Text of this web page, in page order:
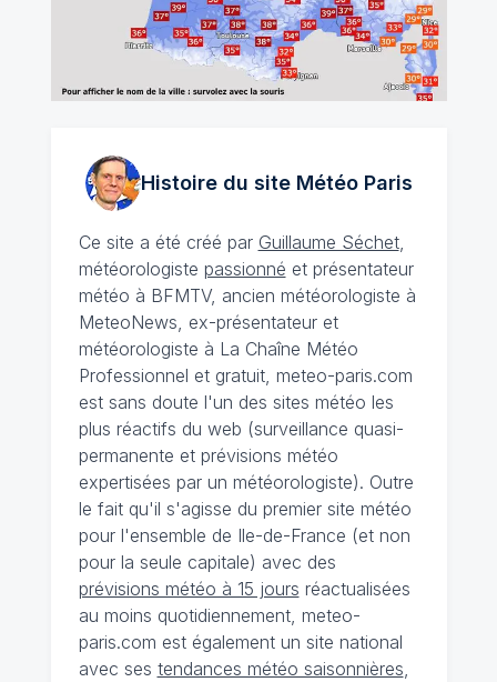
Histoire du site MétéoParis
Ce site a été créé par Guillaume Séchet,
météorologiste passionné et présentateur
météo à BFMTV, ancien météorologiste à
MeteoNews, ex-présentateur et
météorologiste à La Chaîne Météo
Professionnel et gratuit, meteo-paris.com
est sans doute l'un des sites météo les
plus réactifs du web (surveillance quasi-
permanente et prévisions météo
expertisées par un météorologiste). Outre
le fait qu'il s'agisse du premier site météo
pour l'ensemble de Ile-de-France (et non
pour la seule capitale) avec des
prévisions météo à 15 jours réactualisées
au moins quotidiennement, meteo-
paris.com est également un site national
avec ses tendances météo saisonnières,